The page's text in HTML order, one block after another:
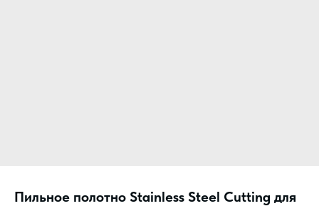
Пильное полотно Stainless Steel Cutting для